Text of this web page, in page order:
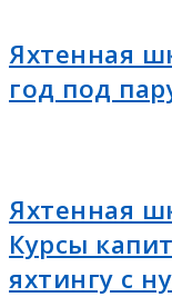
Яхтенная
год под
Яхтенная
Курсы
яхтингу с